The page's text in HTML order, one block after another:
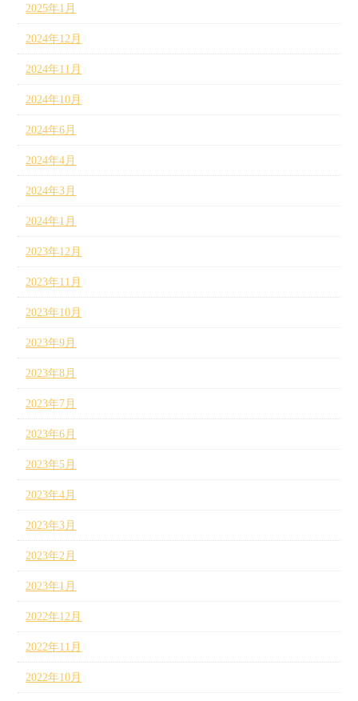
2025年1月
2024年12月
2024年11月
2024年10月
2024年6月
2024年4月
2024年3月
2024年1月
2023年12月
2023年11月
2023年10月
2023年9月
2023年8月
2023年7月
2023年6月
2023年5月
2023年4月
2023年3月
2023年2月
2023年1月
2022年12月
2022年11月
2022年10月